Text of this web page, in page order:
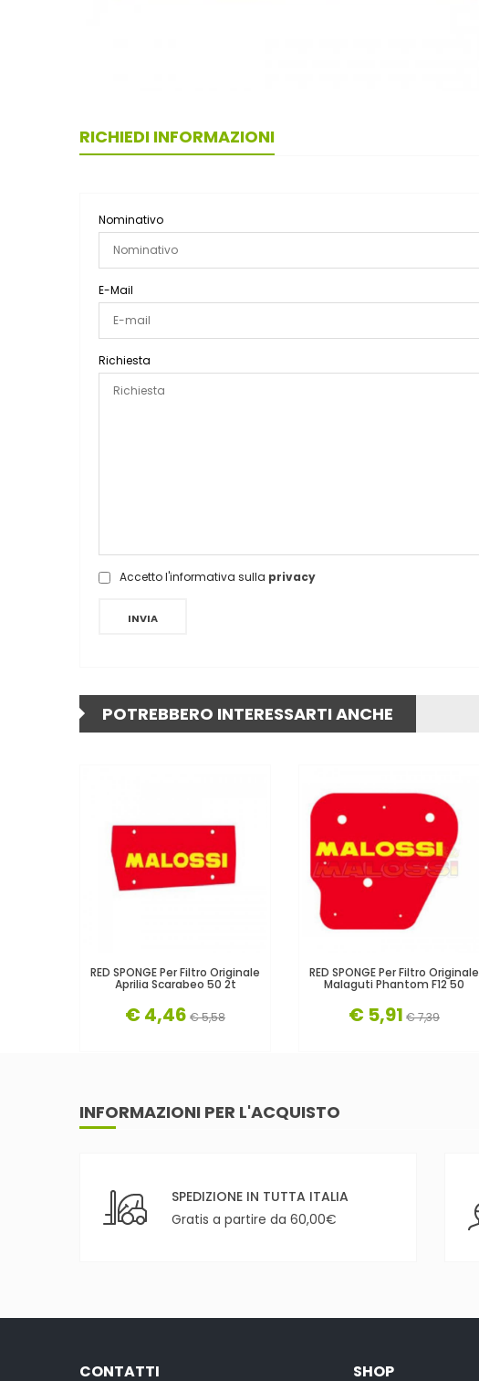
RICHIEDI INFORMAZIONI
Nominativo
E-Mail
Richiesta
Accetto l'informativa sulla privacy
INVIA
POTREBBERO INTERESSARTI ANCHE
RED SPONGE Per Filtro Originale
Aprilia Scarabeo 50 2t
€ 4,46 € 5,58
RED SPONGE Per Filtro Originale
Malaguti Phantom F12 50
€ 5,91 € 7,39
INFORMAZIONI PER L'ACQUISTO
SPEDIZIONE IN TUTTA ITALIA
Gratis a partire da 60,00€
CONTATTI SHOP